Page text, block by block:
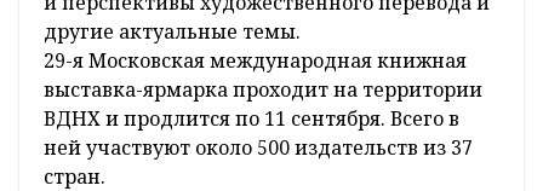
другие актуальные темы.
29-я Московская международная книжная
выставка-ярмарка проходит на территории
ВДНХ и продлится по 11 сентября. Всего в
ней участвуют около 500 издательств из 37
стран.